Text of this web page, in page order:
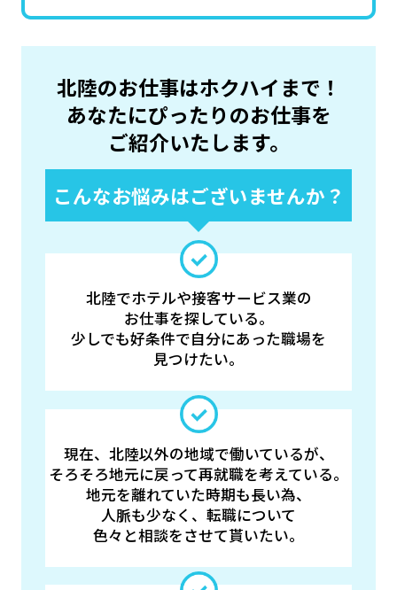
北陸のお仕事はホクハイまで！
あなたにぴったりのお仕事を
ご紹介いたします。
こんなお悩みはございませんか？
北陸でホテルや接客サービス業の
お仕事を探している。
少しでも好条件で自分にあった職場を
見つけたい。
現在、北陸以外の地域で働いているが、
そろそろ地元に戻って再就職を考えている。
地元を離れていた時期も長い為、
人脈も少なく、転職について
色々と相談をさせて貰いたい。